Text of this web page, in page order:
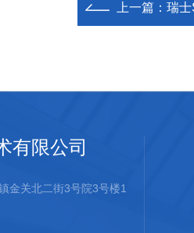
上一篇： 瑞
有限公司
金关北二街3号院3号楼1